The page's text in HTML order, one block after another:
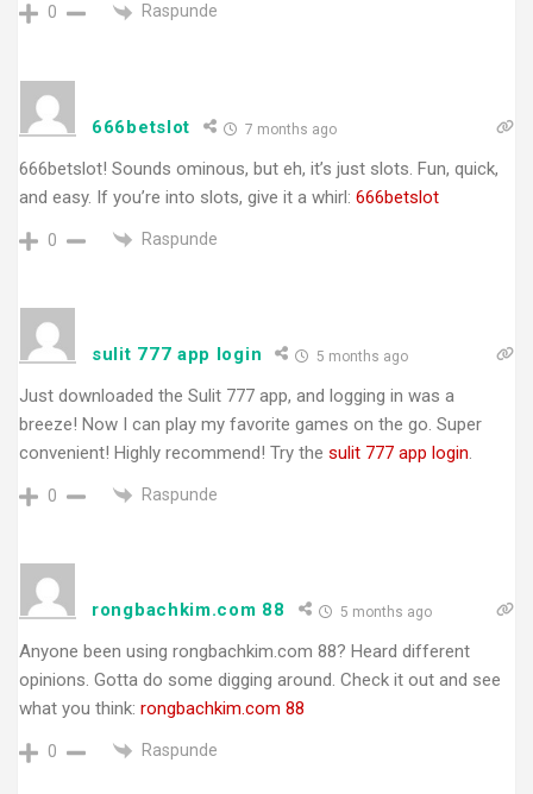
0 Raspunde
666betslot 7 months ago
666betslot! Sounds ominous, but eh, it’s just slots. Fun, quick,
and easy. If you’re into slots, give it a whirl: 666betslot
0 Raspunde
sulit 777 app login 5 months ago
Just downloaded the Sulit 777 app, and logging in was a
breeze! Now I can play my favorite games on the go. Super
convenient! Highly recommend! Try the sulit 777 app login.
0 Raspunde
rongbachkim.com 88 5 months ago
Anyone been using rongbachkim.com 88? Heard different
opinions. Gotta do some digging around. Check it out and see
what you think: rongbachkim.com 88
0 Raspunde